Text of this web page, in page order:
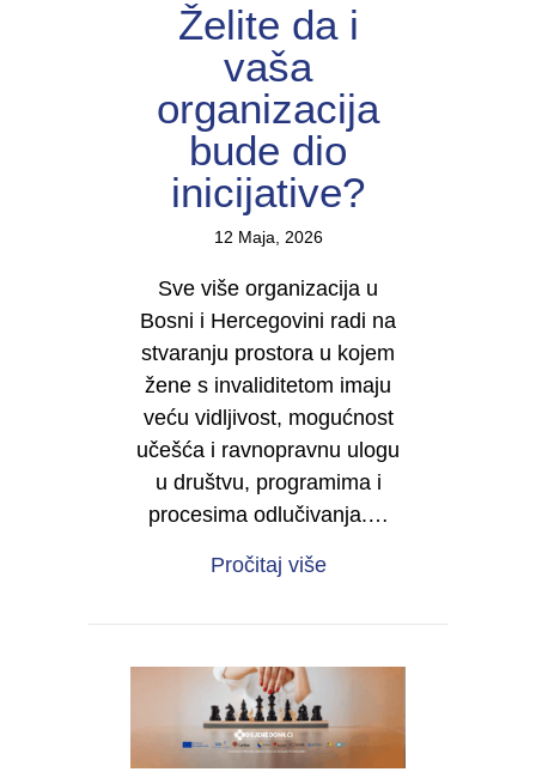
Želite da i
vaša
organizacija
bude dio
inicijative?
12 Maja, 2026
Sve više organizacija u
Bosni i Hercegovini radi na
stvaranju prostora u kojem
žene s invaliditetom imaju
veću vidljivost, mogućnost
učešća i ravnopravnu ulogu
u društvu, programima i
procesima odlučivanja.…
Pročitaj višeabout Želite da i